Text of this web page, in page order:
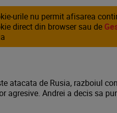
urile nu permit afisarea
direct din browser sau de
atacata de Rusia, razboiul
agresive. Andrei a decis sa